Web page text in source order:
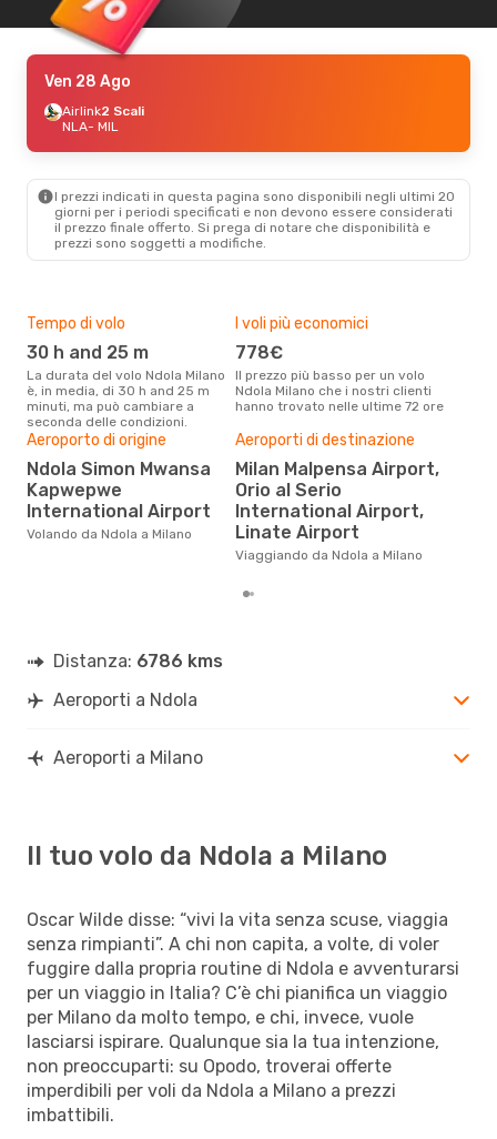
Ven 28 Ago
Airlink2 Scali
NLA- MIL
I prezzi indicati in questa pagina sono disponibili negli ultimi 20
giorni per i periodi specificati e non devono essere considerati
il ​​prezzo finale offerto. Si prega di notare che disponibilità e
prezzi sono soggetti a modifiche.
Tempo di volo
30 h and 25 m
La durata del volo Ndola Milano
è, in media, di 30 h and 25 m
minuti, ma può cambiare a
seconda delle condizioni.
I voli più economici
778€
Il prezzo più basso per un volo
Ndola Milano che i nostri clienti
hanno trovato nelle ultime 72 ore
Aeroporto di origine
Ndola Simon Mwansa
Kapwepwe
International Airport
Volando da Ndola a Milano
Aeroporti di destinazione
Milan Malpensa Airport,
Orio al Serio
International Airport,
Linate Airport
Viaggiando da Ndola a Milano
Distanza: 6786 kms
Aeroporti a Ndola
Aeroporti a Milano
Il tuo volo da Ndola a Milano
Oscar Wilde disse: “vivi la vita senza scuse, viaggia
senza rimpianti”. A chi non capita, a volte, di voler
fuggire dalla propria routine di Ndola e avventurarsi
per un viaggio in Italia? C’è chi pianifica un viaggio
per Milano da molto tempo, e chi, invece, vuole
lasciarsi ispirare. Qualunque sia la tua intenzione,
non preoccuparti: su Opodo, troverai offerte
imperdibili per voli da Ndola a Milano a prezzi
imbattibili.